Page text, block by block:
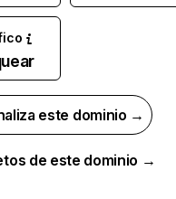
este dominio →
de este dominio →